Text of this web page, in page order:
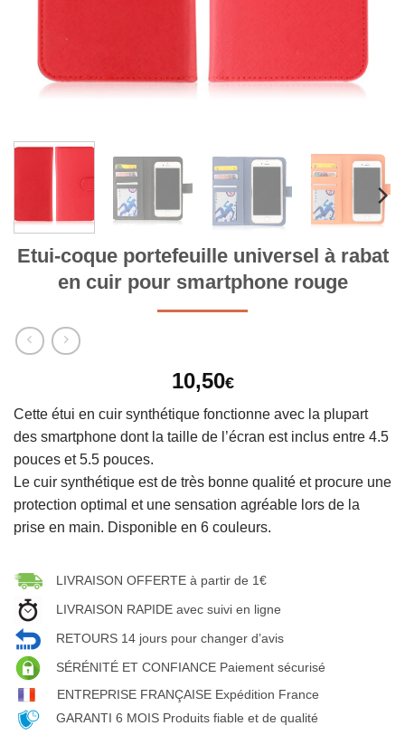
Etui-coque portefeuille universel à rabat
en cuir pour smartphone rouge
10,50€
Cette étui en cuir synthétique fonctionne avec la plupart
des smartphone dont la taille de l’écran est inclus entre 4.5
pouces et 5.5 pouces.
Le cuir synthétique est de très bonne qualité et procure une
protection optimal et une sensation agréable lors de la
prise en main. Disponible en 6 couleurs.
LIVRAISON OFFERTE à partir de 1€
LIVRAISON RAPIDE avec suivi en ligne
RETOURS 14 jours pour changer d’avis
SÉRÉNITÉ ET CONFIANCE Paiement sécurisé
ENTREPRISE FRANÇAISE Expédition France
GARANTI 6 MOIS Produits fiable et de qualité